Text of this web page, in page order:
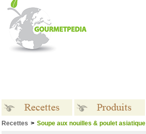
Recettes > Soupe aux nouilles & poulet asiatique